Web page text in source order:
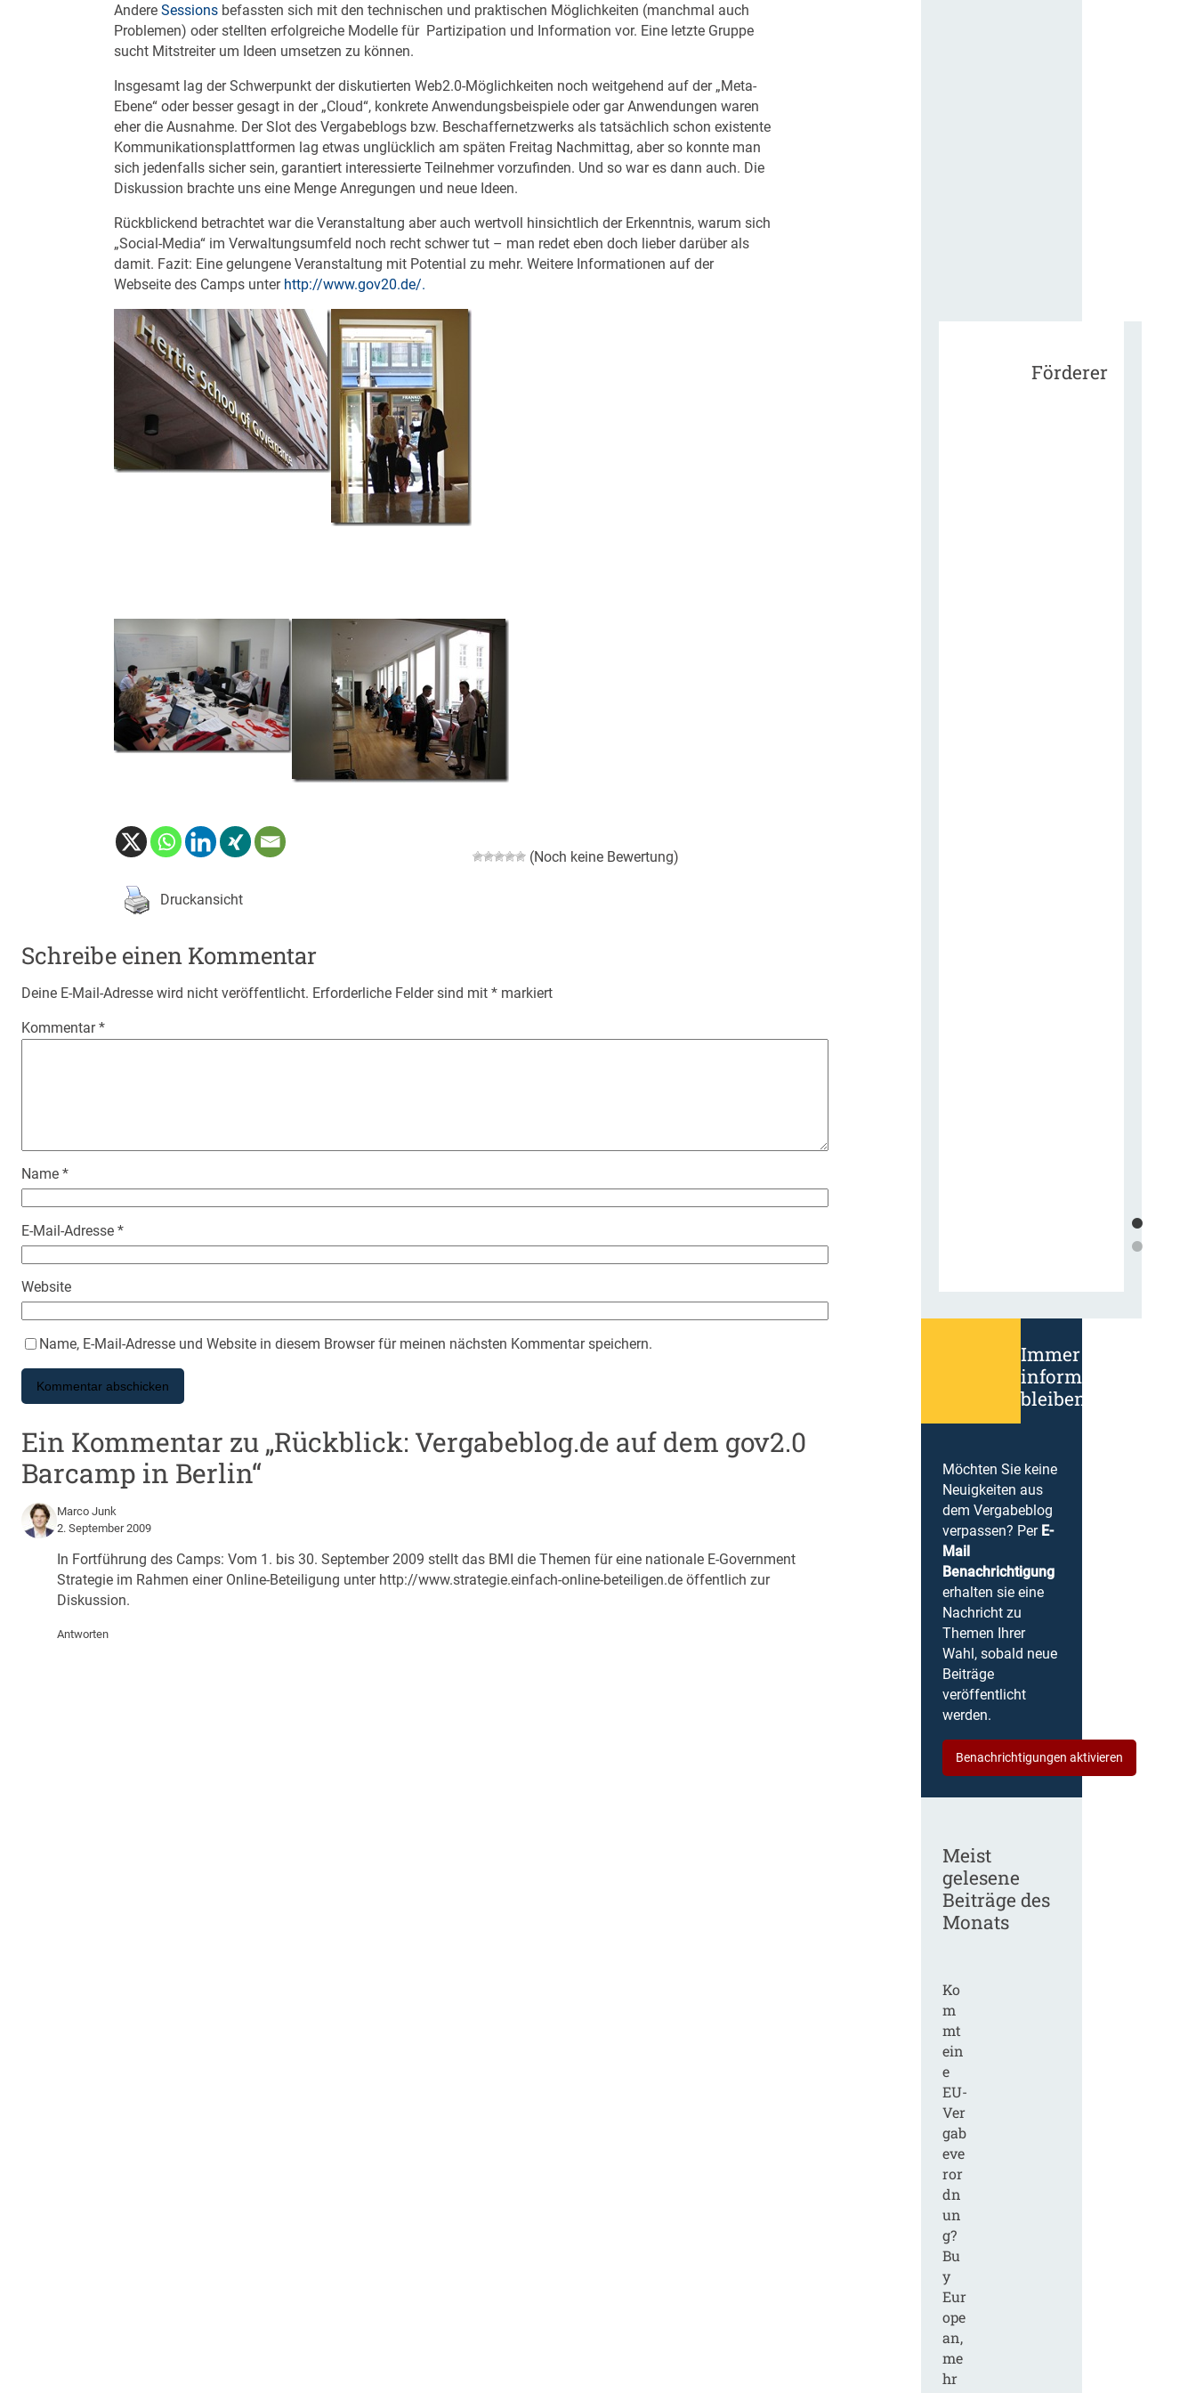
Andere Sessions befassten sich mit den technischen und praktischen Möglichkeiten (manchmal auch
Problemen) oder stellten erfolgreiche Modelle für Partizipation und Information vor. Eine letzte Gruppe
sucht Mitstreiter um Ideen umsetzen zu können.
Insgesamt lag der Schwerpunkt der diskutierten Web2.0-Möglichkeiten noch weitgehend auf der „Meta-
Ebene“ oder besser gesagt in der „Cloud“, konkrete Anwendungsbeispiele oder gar Anwendungen waren
eher die Ausnahme. Der Slot des Vergabeblogs bzw. Beschaffernetzwerks als tatsächlich schon existente
Kommunikationsplattformen lag etwas unglücklich am späten Freitag Nachmittag, aber so konnte man
sich jedenfalls sicher sein, garantiert interessierte Teilnehmer vorzufinden. Und so war es dann auch. Die
Diskussion brachte uns eine Menge Anregungen und neue Ideen.
Rückblickend betrachtet war die Veranstaltung aber auch wertvoll hinsichtlich der Erkenntnis, warum sich
„Social-Media“ im Verwaltungsumfeld noch recht schwer tut – man redet eben doch lieber darüber als
damit. Fazit: Eine gelungene Veranstaltung mit Potential zu mehr. Weitere Informationen auf der
Webseite des Camps unter http://www.gov20.de/.
(Noch keine Bewertung)
Druckansicht
Schreibe einen Kommentar
Deine E-Mail-Adresse wird nicht veröffentlicht. Erforderliche Felder sind mit * markiert
Kommentar*
Name *
E-Mail-Adresse *
Website
Name, E-Mail-Adresse und Website in diesem Browser für meinen nächsten Kommentar speichern.
Ein Kommentar zu „Rückblick: Vergabeblog.de auf dem gov2.0
Barcamp in Berlin“
Marco Junk
2. September 2009
In Fortführung des Camps: Vom 1. bis 30. September 2009 stellt das BMI die Themen für eine nationale E-Government
Strategie im Rahmen einer Online-Beteiligung unter http://www.strategie.einfach-online-beteiligen.de öffentlich zur
Diskussion.
Antworten
Förderer
Immer
informiert
bleiben!
Möchten Sie keine
Neuigkeiten aus
dem Vergabeblog
verpassen? Per E-
Mail
Benachrichtigung
erhalten sie eine
Nachricht zu
Themen Ihrer
Wahl, sobald neue
Beiträge
veröffentlicht
werden.
Benachrichtigungen aktivieren
Meist
gelesene
Beiträge des
Monats
Ko
m
mt
ein
e
EU-
Ver
gab
eve
ror
dn
un
g?
Bu
y
Eur
ope
an,
me
hr